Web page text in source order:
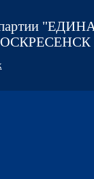
партии
ВОСКРЕСЕНСК